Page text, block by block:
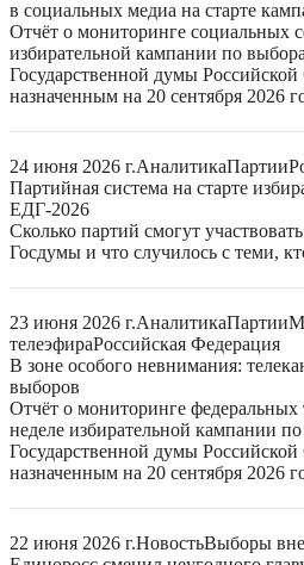
в социальных медиа на старте
Отчёт о мониторинге социальных
избирательной кампании по
Государственной думы
назначенным на 20 сентября 2026
24 июня 2026 г.АналитикаПартии
Партийная система на старте
ЕДГ-2026
Сколько партий смогут
Госдумы и что случилось с теми,
23 июня 2026 г.АналитикаПартии
телеэфираРоссийская Федерация
В зоне особого невнимания:
выборов
Отчёт о мониторинге федеральных
неделе избирательной кампании
Государственной думы
назначенным на 20 сентября 2026
22 июня 2026 г.НовостьВыборы